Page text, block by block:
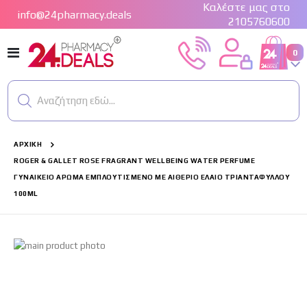
info@24pharmacy.deals
Καλέστε μας στο
2105760600
Εναλλαγή
Πλοήγησης
Cart
0
Αναζήτηση εδώ...
ΑΡΧΙΚΉ
ROGER & GALLET ROSE FRAGRANT WELLBEING WATER PERFUME
ΓΥΝΑΙΚΕΊΟ ΆΡΩΜΑ ΕΜΠΛΟΥΤΙΣΜΈΝΟ ΜΕ ΑΙΘΈΡΙΟ ΈΛΑΙΟ ΤΡΙΑΝΤΆΦΥΛΛΟΥ
100ML
Μετάβαση